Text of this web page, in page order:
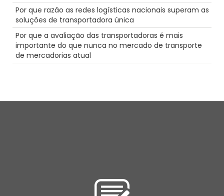
Grande Rig
Segurança
Transporte pesado
Condutor
Carreira
Futuro
LoadPay
Por que razão as redes logísticas nacionais superam as
soluções de transportadora única
Por que a avaliação das transportadoras é mais
importante do que nunca no mercado de transporte
de mercadorias atual